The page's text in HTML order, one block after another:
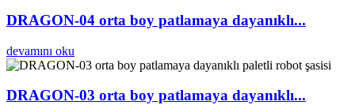
DRAGON-04 orta boy patlamaya dayanıklı...
devamını oku
DRAGON-03 orta boy patlamaya dayanıklı...